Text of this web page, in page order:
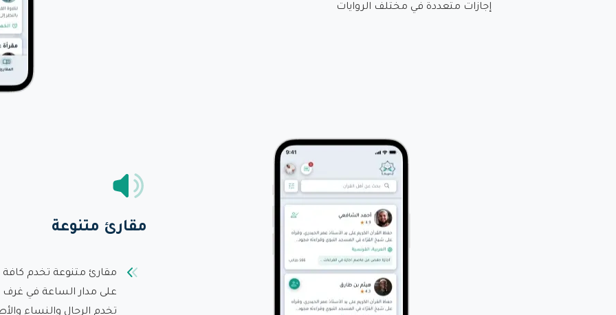
إجازات متعددة في مختلف الروايات
مقارئ متنوعة
مقارئ متنوعة تخدم كافة
على مدار الساعة في غرف
تخدم الرجال والنساء